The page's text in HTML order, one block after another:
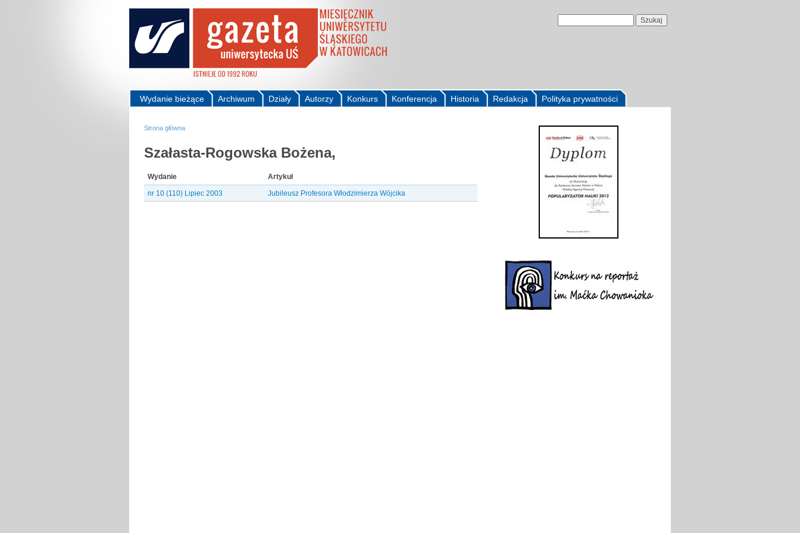
Polityka prywatności
Redakcja
Historia
Konferencja
Konkurs
Autorzy
Działy
Archiwum
Wydanie bieżące
Strona główna
Szałasta-Rogowska Bożena,
Wydanie
Artykuł
nr 10 (110) Lipiec 2003
Jubileusz Profesora Włodzimierza Wójcika